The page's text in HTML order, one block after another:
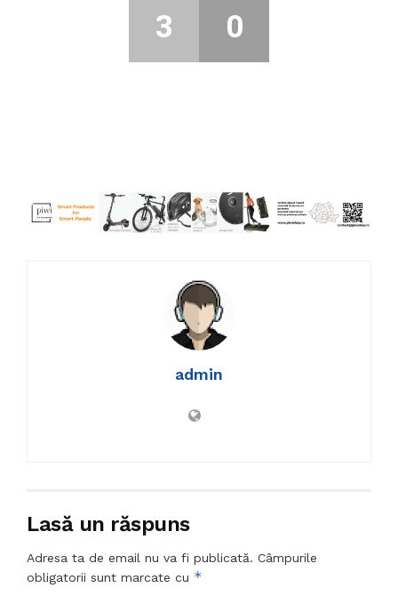
3 0
admin
Lasă un răspuns
Adresa ta de email nu va fi publicată. Câmpurile
obligatorii sunt marcate cu *